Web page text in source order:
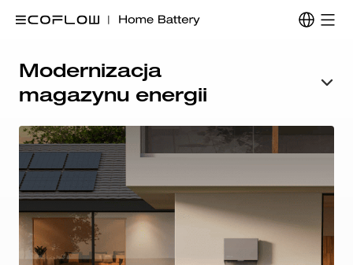
Modernizacja
magazynu energii